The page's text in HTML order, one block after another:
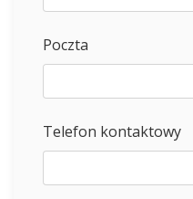
Poczta
Telefon kontaktowy